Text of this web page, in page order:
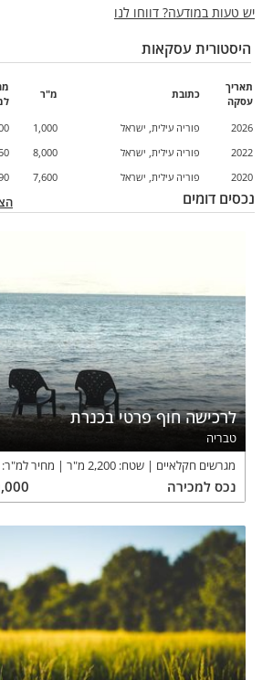
יש טעות במודעה? דווחו לנו
היסטורית עסקאות
תאריך
עסקה
כתובת מ"ר
2026
פוריה עילית, ישראל 1,000
2022
פוריה עילית, ישראל 8,000
2020
פוריה עילית, ישראל 7,600
נכסים דומים
לרכישה חוף פרטי בכנרת
טבריה
מגרשים חקלאיים
שטח: 2,200 מ"ר מחיר למ"ר:
נכס למכירה